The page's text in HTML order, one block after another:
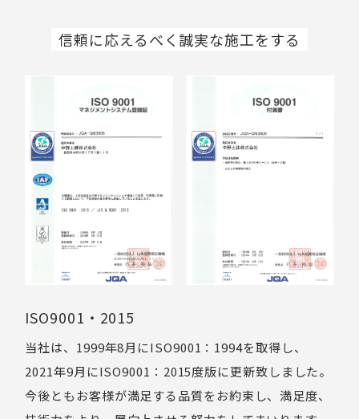
信頼に応えるべく誠実な施工をする
ISO9001・2015
当社は、1999年8月にISO9001：1994を取得し、
2021年9月にISO9001：2015度版に更新致しました。
今後ともお客様が満足する品質をお約束し、満足度、